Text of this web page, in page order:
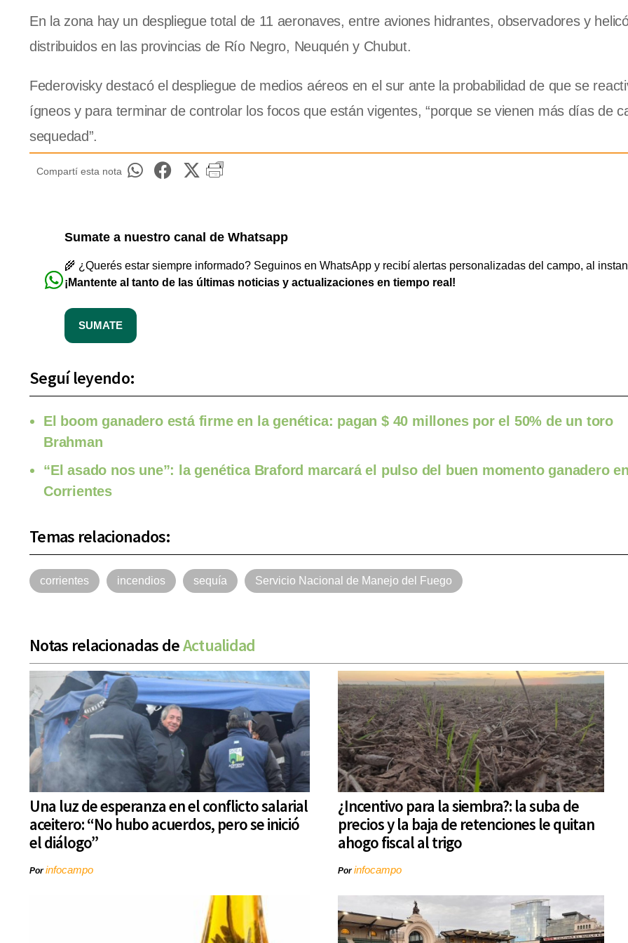
En la zona hay un despliegue total de 11 aeronaves, entre aviones hidrantes, observadores y
distribuidos en las provincias de Río Negro, Neuquén y Chubut.
Federovisky destacó el despliegue de medios aéreos en el sur ante la probabilidad de que se
ígneos y para terminar de controlar los focos que están vigentes, “porque se vienen más días de
sequedad”.
Compartí esta nota
Sumate a nuestro canal de Whatsapp
🌾 ¿Querés estar siempre informado? Seguinos en WhatsApp y recibí alertas personalizadas del campo, al
¡Mantente al tanto de las últimas noticias y actualizaciones en tiempo real!
SUMATE
Seguí leyendo:
El boom ganadero está firme en la genética: pagan $ 40 millones por el 50% de un toro
Brahman
“El asado nos une”: la genética Braford marcará el pulso del buen momento ganadero
Corrientes
Temas relacionados:
corrientes incendios sequía Servicio Nacional de Manejo del Fuego
Notas relacionadas deActualidad
Una luz de esperanza en el conflicto salarial
aceitero: “No hubo acuerdos, pero se inició
el diálogo”
Porinfocampo
¿Incentivo para la siembra?: la suba de
precios y la baja de retenciones le quitan
ahogo fiscal al trigo
Porinfocampo